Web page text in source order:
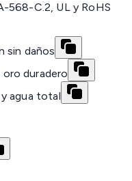
568-C.2, UL y RoHS
sin daños
duradero
agua total